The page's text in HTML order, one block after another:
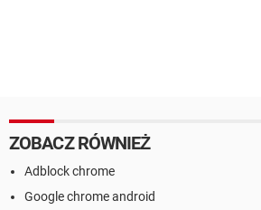
ZOBACZ RÓWNIEŻ
Adblock chrome
Google chrome android